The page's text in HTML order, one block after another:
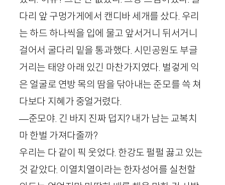
다리 앞 구멍가게에서 캔디바 세개를 샀다. 우리
는 하드 하나씩을 입에 물고 앞서거니 뒤서거니
걸어서 굴다리 밑을 통과했다. 시민공원도 부글
거리는 태양 아래 있긴 마찬가지였다. 벌겋게 익
은 얼굴로 연방 목의 땀을 닦아내는 준모를 쓱 쳐
다보다 지혜가 중얼거렸다.
—준모야. 긴 바지 진짜 덥지? 내가 남는 교복치
마 한벌 가져다줄까?
우리는 다 같이 픽 웃었다. 한강도 펄펄 끓고 있는
것 같았다. 이열치열이라는 한자성어를 실천할